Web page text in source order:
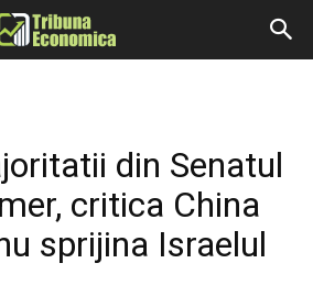
din Senatul
critica China
sprijina Israelul